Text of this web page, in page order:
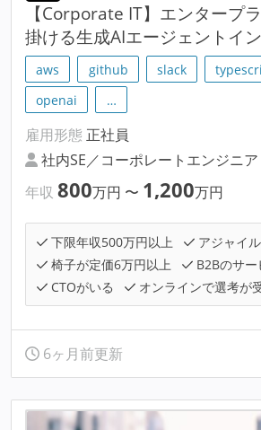
【Corporate IT】エンタープ
掛ける生成AIエージェントイ
aws github slack
openai
…
雇用形態 正社員
社内SE／コーポレートエンジニア
年収 800万円 〜 1,200万円
下限年収500万円以上
アジャイ
椅子が定価6万円以上
B2Bのサ
CTOがいる
オンラインで選考が
6ヶ月前更新